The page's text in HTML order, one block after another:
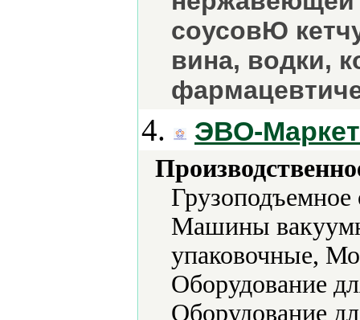
соусовЮ
вина, водки,
4. ЭВО-Маркет
Грузоподъемное
Машины
упаковочные,
Оборудование
Оборудование